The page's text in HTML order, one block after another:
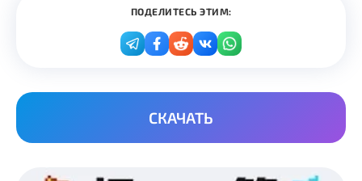
ПОДЕЛИТЕСЬ ЭТИМ:
СКАЧАТЬ